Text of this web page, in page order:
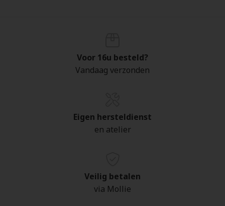
Voor 16u besteld?
Vandaag verzonden
Eigen hersteldienst
en atelier
Veilig betalen
via Mollie